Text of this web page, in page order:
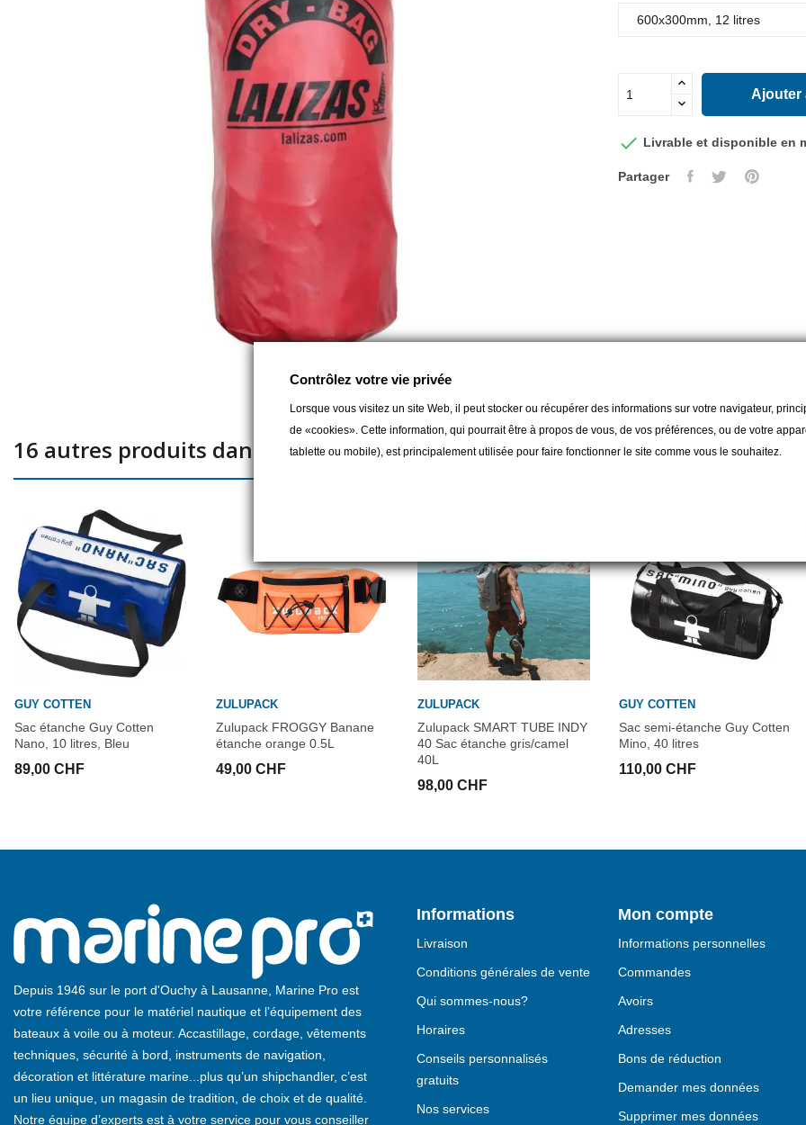
Ajouter
 Livrable et disponible en
Partager
16 autres produits dans la même catégorie :
GUY COTTEN
Sac étanche Guy Cotten
Nano, 10 litres, Bleu
89,00 CHF
ZULUPACK
Zulupack FROGGY Banane
étanche orange 0.5L
49,00 CHF
ZULUPACK
Zulupack SMART TUBE INDY
40 Sac étanche gris/camel
40L
98,00 CHF
GUY COTTEN
Sac semi-étanche Guy Cotten
Mino, 40 litres
110,00 CHF
Depuis 1946 sur le port d'Ouchy à Lausanne, Marine Pro est
votre référence pour le matériel nautique et l’équipement des
bateaux à voile ou à moteur. Accastillage, cordage, vêtements
techniques, sécurité à bord, instruments de navigation,
décoration et littérature marine...plus qu’un shipchandler, c’est
un lieu unique, un magasin de tradition, de choix et de qualité.
Notre équipe d’experts est à votre service pour vous conseiller
Informations
Livraison
Conditions générales de vente
Qui sommes-nous?
Horaires
Conseils personnalisés
gratuits
Nos services
Mon compte
Informations personnelles
Commandes
Avoirs
Adresses
Bons de réduction
Demander mes données
Supprimer mes données
Contrôlez votre vie privée
Lorsque vous visitez un site Web, il peut stocker ou récupérer des informations sur votre navigateur,
de «cookies». Cette information, qui pourrait être à propos de vous, de vos préférences, ou de votre
tablette ou mobile), est principalement utilisée pour faire fonctionner le site comme vous le souhaitez.